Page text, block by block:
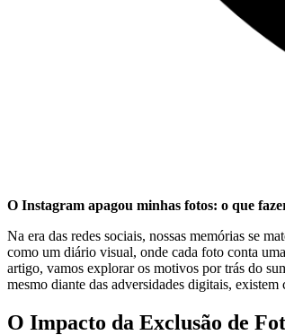
O Instagram apagou minhas ‍fotos: o que
Na era das redes‌ sociais, ⁣nossas‌ memórias se
como um diário visual, onde‍ cada foto conta
artigo, vamos explorar os motivos por trás do
mesmo diante das adversidades digitais,​
O Impacto da ‍Exclusão de